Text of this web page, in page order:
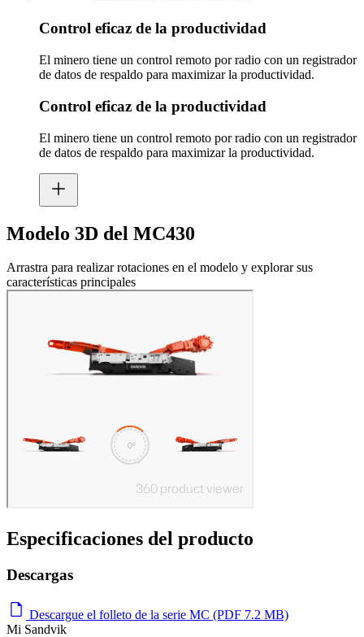
Control eficaz de la productividad
El minero tiene un control remoto por radio con un registrador
de datos de respaldo para maximizar la productividad.
Control eficaz de la productividad
El minero tiene un control remoto por radio con un registrador
de datos de respaldo para maximizar la productividad.
Modelo 3D del MC430
Arrastra para realizar rotaciones en el modelo y explorar sus
características principales
Especificaciones del producto
Descargas
Descargue el folleto de la serie MC (PDF 7.2 MB)
Mi Sandvik